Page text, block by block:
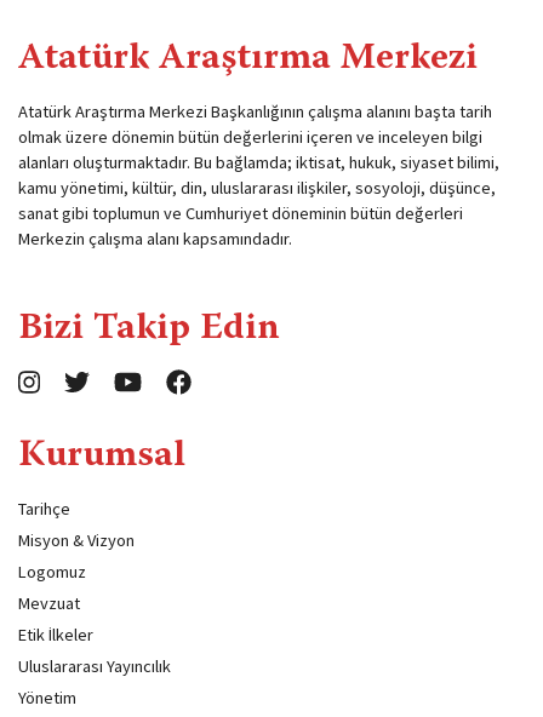
Atatürk Araştırma Merkezi
Atatürk Araştırma Merkezi Başkanlığının çalışma alanını başta tarih
olmak üzere dönemin bütün değerlerini içeren ve inceleyen bilgi
alanları oluşturmaktadır. Bu bağlamda; iktisat, hukuk, siyaset bilimi,
kamu yönetimi, kültür, din, uluslararası ilişkiler, sosyoloji, düşünce,
sanat gibi toplumun ve Cumhuriyet döneminin bütün değerleri
Merkezin çalışma alanı kapsamındadır.
Bizi Takip Edin
Kurumsal
Tarihçe
Misyon & Vizyon
Logomuz
Mevzuat
Etik İlkeler
Uluslararası Yayıncılık
Yönetim